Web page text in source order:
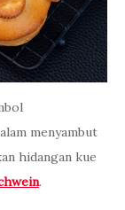
menyambut
hidangan kue
.